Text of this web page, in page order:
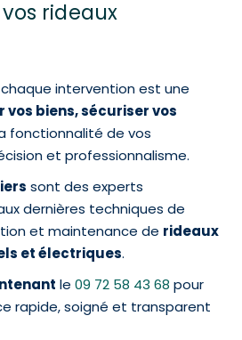
rideaux
intervention est une
vos biens, sécuriser vos
fonctionnalité de vos
et professionnalisme.
sont des experts
dernières techniques de
et maintenance de rideaux
et électriques.
le09 72 58 43 68 pour
rapide, soigné et transparent